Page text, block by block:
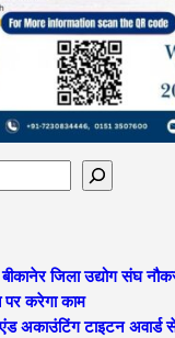
बीकानेर जिला उद्योग संघ
पर करेगा काम
अकाउंटिंग टाइटन अवार्ड